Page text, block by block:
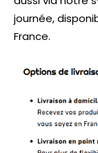
journée,
France.